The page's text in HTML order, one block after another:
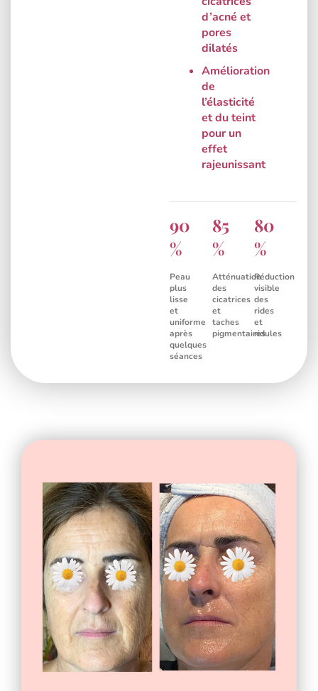
d’acné et
pores
dilatés
Amélioration
de
l’élasticité
et du teint
pour un
effet
rajeunissant
90
Peau
plus
lisse
et
uniforme
après
quelques
séances
85
Atténuation
des
cicatrices
et
taches
pigmentaires
80
Réduction
visible
des
rides
et
ridules